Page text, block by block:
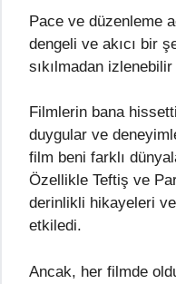
Pace ve düzenleme
dengeli ve akıcı bir
sıkılmadan
Filmlerin bana
duygular ve
film beni farklı
Özellikle Teftiş ve
derinlikli hikayeleri
etkiledi.
Ancak, her filmde